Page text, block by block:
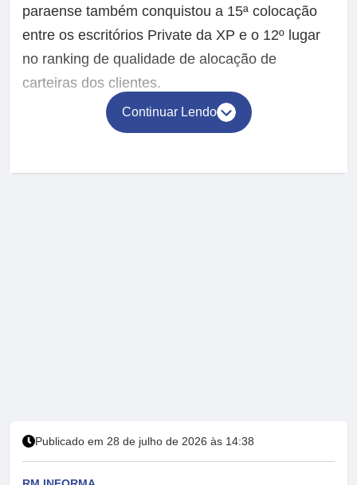
paraense também conquistou a 15ª colocação
entre os escritórios Private da XP e o 12º lugar
no ranking de qualidade de alocação de
carteiras dos clientes.
Continuar Lendo
Publicado em 28 de julho de 2026 às 14:38